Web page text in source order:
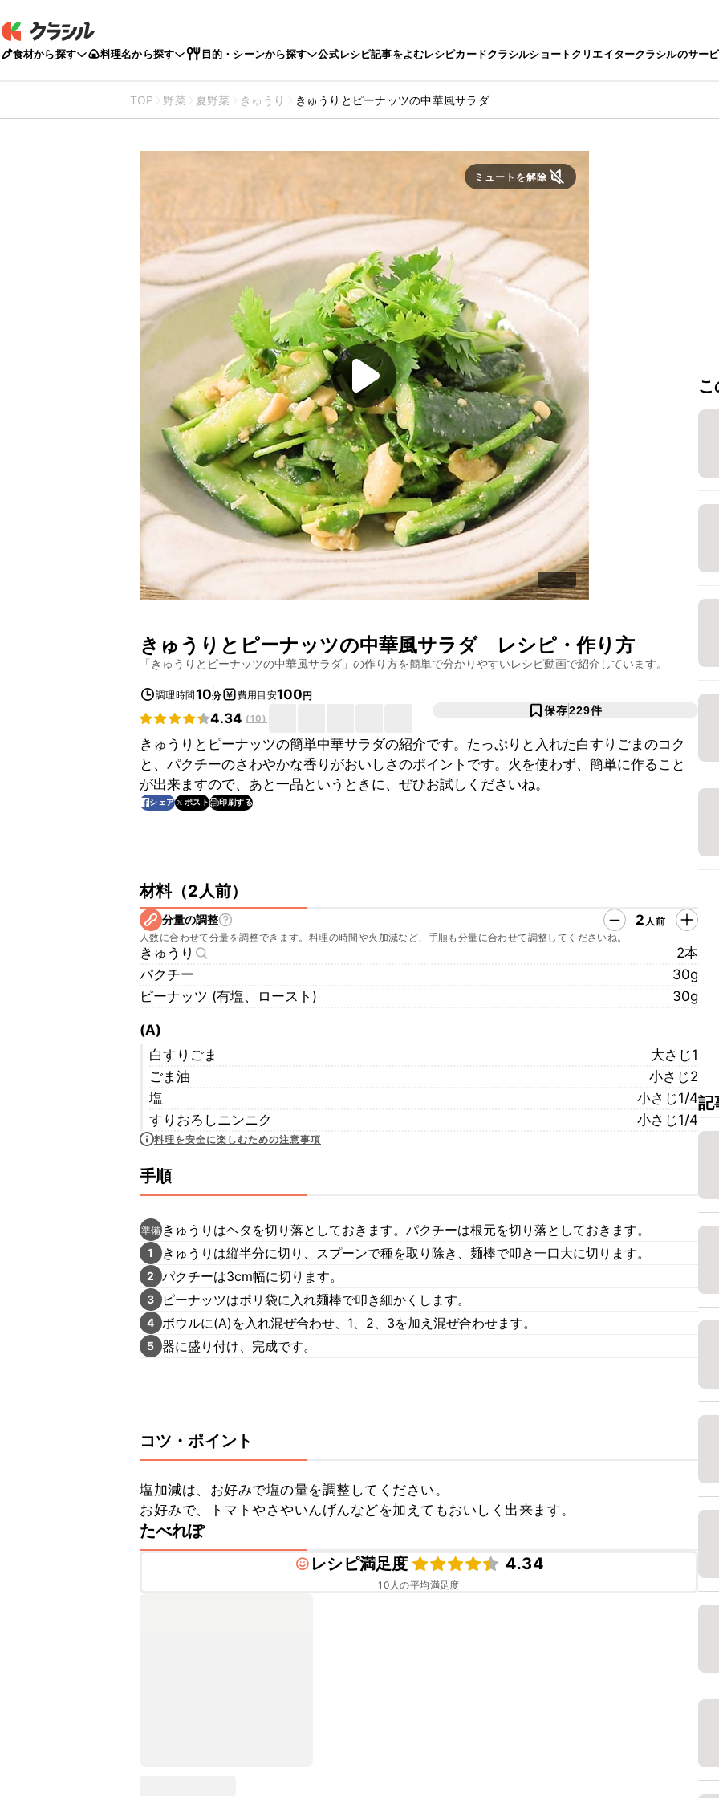
食材から探す 料理名から探す 目的・シーンから探す 公式レシピ記事をよむレシピカードクラシルショートクリエイタークラシルのサー
TOP 野菜 夏野菜 きゅうり きゅうりとピーナッツの中華風サラダ
ミュートを解除
きゅうりとピーナッツの中華風サラダレシピ・作り方
「きゅうりとピーナッツの中華風サラダ 」の作り方を簡単で分かりやすいレシピ動画で紹介しています。
調理時間10分 費用目安100円
4.34 (10)
保存229件
きゅうりとピーナッツの簡単中華サラダの紹介です。たっぷりと入れた白すりごまのコク
と、パクチーのさわやかな香りがおいしさのポイントです。火を使わず、簡単に作ること
が出来ますので、あと一品というときに、ぜひお試しくださいね。
シェア ポスト 印刷する
材料（2人前）
分量の調整 2 人前
人数に合わせて分量を調整できます。料理の時間や火加減など、手順も分量に合わせて調整してくださいね。
きゅうり
2本
パクチー
30g
ピーナッツ (有塩、ロースト)
30g
(A)
白すりごま
大さじ1
ごま油
小さじ2
塩
小さじ1/4
すりおろしニンニク
小さじ1/4
料理を安全に楽しむための注意事項
手順
準備 きゅうりはヘタを切り落としておきます。パクチーは根元を切り落としておきます。
1 きゅうりは縦半分に切り、スプーンで種を取り除き、麺棒で叩き一口大に切ります。
2 パクチーは3cm幅に切ります。
3 ピーナッツはポリ袋に入れ麺棒で叩き細かくします。
4 ボウルに(A)を入れ混ぜ合わせ、1、2、3を加え混ぜ合わせます。
5 器に盛り付け、完成です。
コツ・ポイント
塩加減は、お好みで塩の量を調整してください。
お好みで、トマトやさやいんげんなどを加えてもおいしく出来ます。
たべれぽ
レシピ満足度
4.34
10 人の平均満足度
記